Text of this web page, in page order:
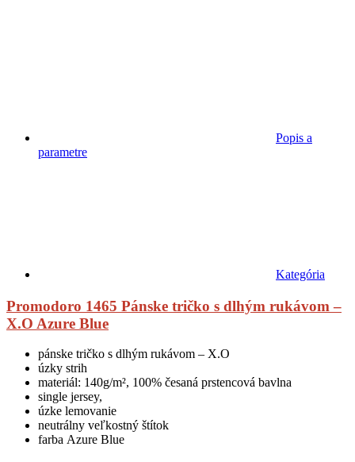
Popis a
parametre
Kategória
Promodoro 1465 Pánske tričko s dlhým rukávom –
X.O Azure Blue
pánske tričko s dlhým rukávom – X.O
úzky strih
materiál: 140g/m², 100% česaná prstencová bavlna
single jersey,
úzke lemovanie
neutrálny veľkostný štítok
farba Azure Blue